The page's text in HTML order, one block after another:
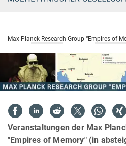
Max Planck Research Group “Empires of
Veranstaltungen der Max
"Empires of Memory" (in